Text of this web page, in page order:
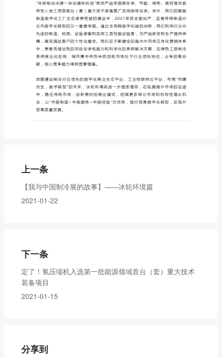
上一条
【我与中国制冷展的故事】——冰轮环境篇
2021-01-22
下一条
定了！氢压缩机入选第一批能源领域首台（套）重大技术
装备项目
2021-01-15
分享到